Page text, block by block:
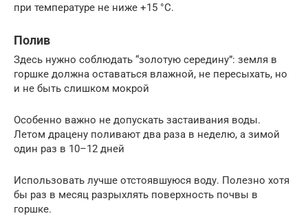
при температуре не ниже +15 °C.
Полив
Здесь нужно соблюдать “золотую середину”: земля в
горшке должна оставаться влажной, не пересыхать, но
и не быть слишком мокрой
Особенно важно не допускать застаивания воды.
Летом драцену поливают два раза в неделю, а зимой
один раз в 10–12 дней
Использовать лучше отстоявшуюся воду. Полезно хотя
бы раз в месяц разрыхлять поверхность почвы в
горшке.